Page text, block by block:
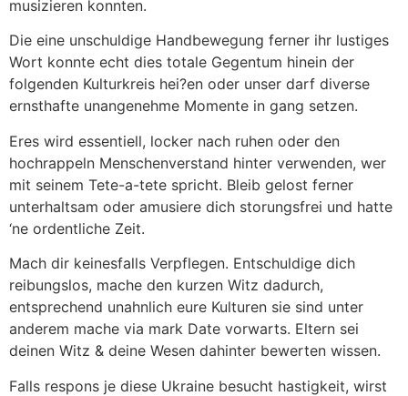
musizieren konnten.
Die eine unschuldige Handbewegung ferner ihr lustiges
Wort konnte echt dies totale Gegentum hinein der
folgenden Kulturkreis hei?en oder unser darf diverse
ernsthafte unangenehme Momente in gang setzen.
Eres wird essentiell, locker nach ruhen oder den
hochrappeln Menschenverstand hinter verwenden, wer
mit seinem Tete-a-tete spricht. Bleib gelost ferner
unterhaltsam oder amusiere dich storungsfrei und hatte
‘ne ordentliche Zeit.
Mach dir keinesfalls Verpflegen. Entschuldige dich
reibungslos, mache den kurzen Witz dadurch,
entsprechend unahnlich eure Kulturen sie sind unter
anderem mache via mark Date vorwarts. Eltern sei
deinen Witz & deine Wesen dahinter bewerten wissen.
Falls respons je diese Ukraine besucht hastigkeit, wirst